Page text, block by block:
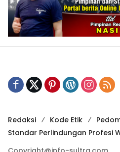
Redaksi Kode Etik
Standar Perlindungan Profesi